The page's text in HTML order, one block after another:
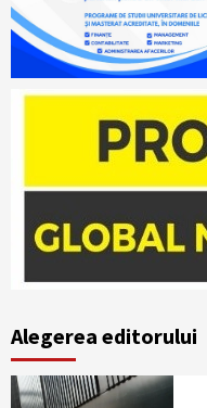
Alegerea editorului